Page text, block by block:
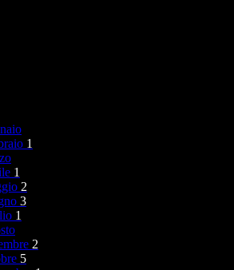
1
1
2
3
1
2
5